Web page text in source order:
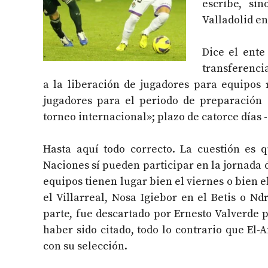
escribe,
Valladolid
Dice el
a la liberación de jugadores para equipos
jugadores para el periodo de
torneo internacional»; plazo de catorce días
Hasta aquí todo correcto. La cuestión es
Naciones sí pueden participar en la jornada
equipos tienen lugar bien el viernes o bien
el Villarreal, Nosa Igiebor en el Betis o
parte, fue descartado por Ernesto
haber sido citado, todo lo contrario que El-
con su selección.